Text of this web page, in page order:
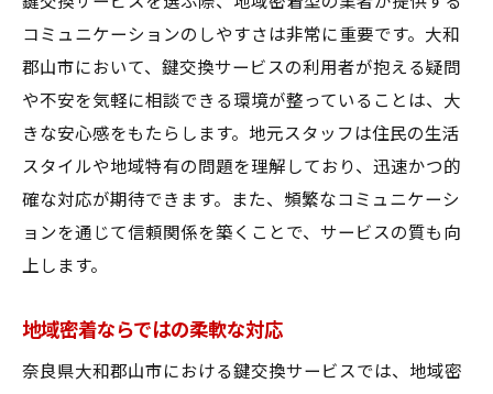
コミュニケーションのしやすさは非常に重要です。大和
郡山市において、鍵交換サービスの利用者が抱える疑問
や不安を気軽に相談できる環境が整っていることは、大
きな安心感をもたらします。地元スタッフは住民の生活
スタイルや地域特有の問題を理解しており、迅速かつ的
確な対応が期待できます。また、頻繁なコミュニケーシ
ョンを通じて信頼関係を築くことで、サービスの質も向
上します。
地域密着ならではの柔軟な対応
奈良県大和郡山市における鍵交換サービスでは、地域密